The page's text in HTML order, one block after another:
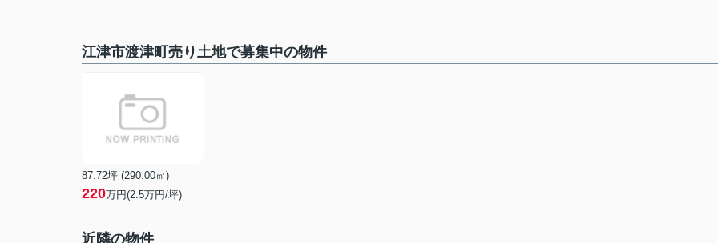
江津市渡津町売り土地で募集中の物件
87.72坪 (290.00㎡)
220万円(2.5万円/坪)
近隣の物件